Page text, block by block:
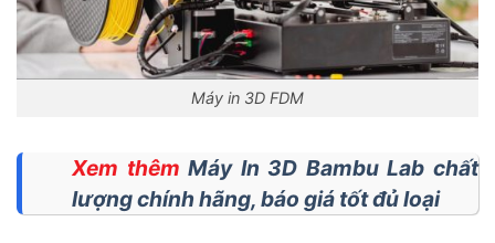
Máy in 3D FDM
Xem thêm Máy In 3D Bambu Lab chất
lượng chính hãng, báo giá tốt đủ loại